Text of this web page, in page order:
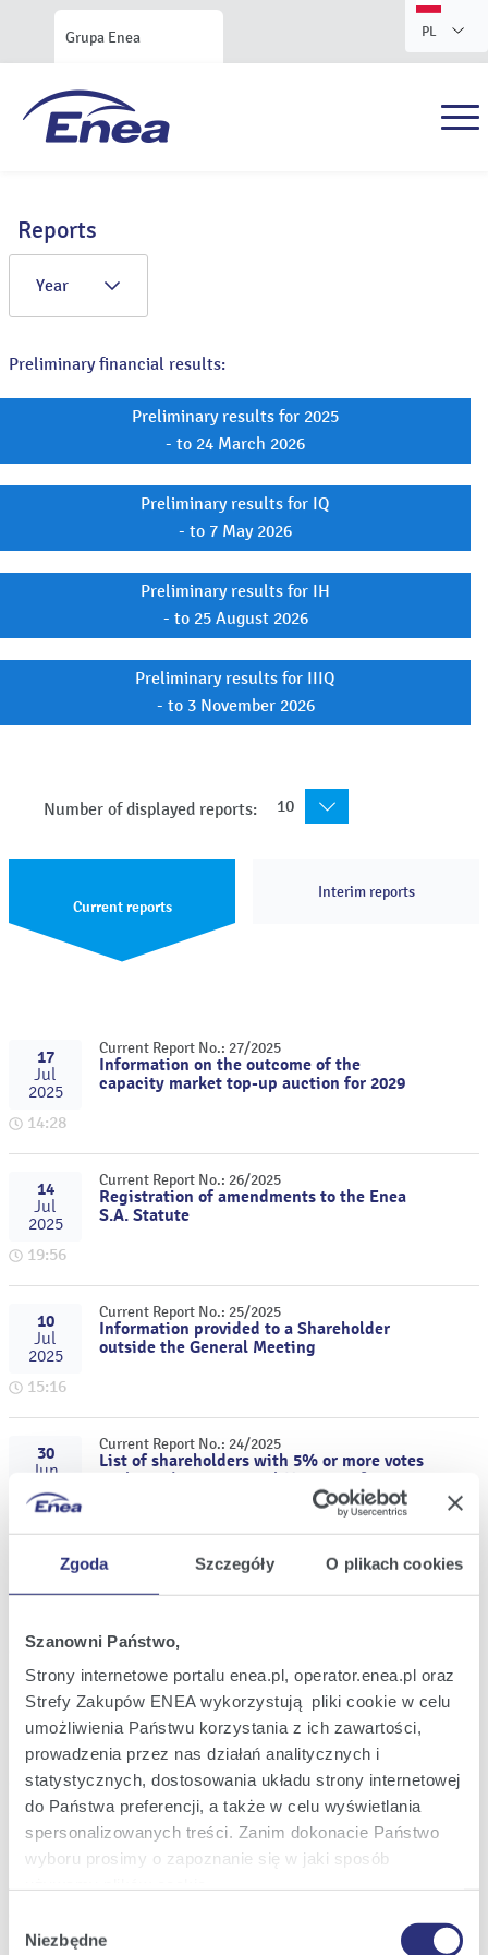
Zgoda Szczegóły O plikach cookies
Szanowni Państwo,
Strony internetowe portalu enea.pl, operator.enea.pl oraz
Strefy Zakupów ENEA wykorzystują pliki cookie w celu
umożliwienia Państwu korzystania z ich zawartości,
prowadzenia przez nas działań analitycznych i
statystycznych, dostosowania układu strony internetowej
do Państwa preferencji, a także w celu wyświetlania
spersonalizowanych treści. Zanim dokonacie Państwo
wyboru prosimy o zapoznanie się w jaki sposób
Szczegółowe informacje na ten temat znajdziecie
zgody
Niezbędne
Grupa Enea PL
Reports
Year
Preliminary financial results:
Preliminary results for 2025
- to 24 March 2026
Preliminary results for IQ
- to 7 May 2026
Preliminary results for IH
- to 25 August 2026
Preliminary results for IIIQ
- to 3 November 2026
Number of displayed reports: 10
Current reports
Interim reports
17
Jul
2025
14:28
Current Report No.: 27/2025
Information on the outcome of the
capacity market top-up auction for 2029
14
Jul
2025
19:56
Current Report No.: 26/2025
Registration of amendments to the Enea
S.A. Statute
10
Jul
2025
15:16
Current Report No.: 25/2025
Information provided to a Shareholder
outside the General Meeting
30
Jun
2025
14:11
Current Report No.: 24/2025
List of shareholders with 5% or more votes
at the Ordinary General Meeting of Enea
Jun
23:57
Current Report No.: 23/2025
Wording of resolutions adopted by the
Jun
2025
20:29
Current Report No.: 22/2025
Decision of the Enea S.A. Ordinary General
Meeting on the distribution of dividends
for 2024
18
Jun
2025
Current Report No.: 21/2025
Draft resolutions proposed by a
Enea S.A. Ordinary General Meeting